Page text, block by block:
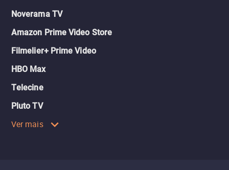
Noverama TV
Amazon Prime Video Store
Filmelier+ Prime Video
HBO Max
Telecine
Pluto TV
Ver mais